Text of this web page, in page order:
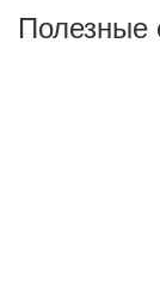
Полезные